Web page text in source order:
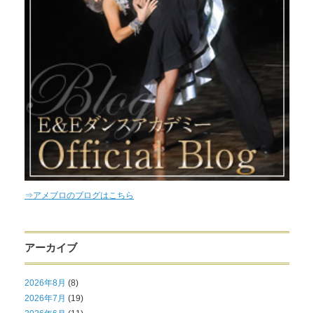
⇒アメブロのブログはこちら
アーカイブ
2026年8月 (8)
2026年7月 (19)